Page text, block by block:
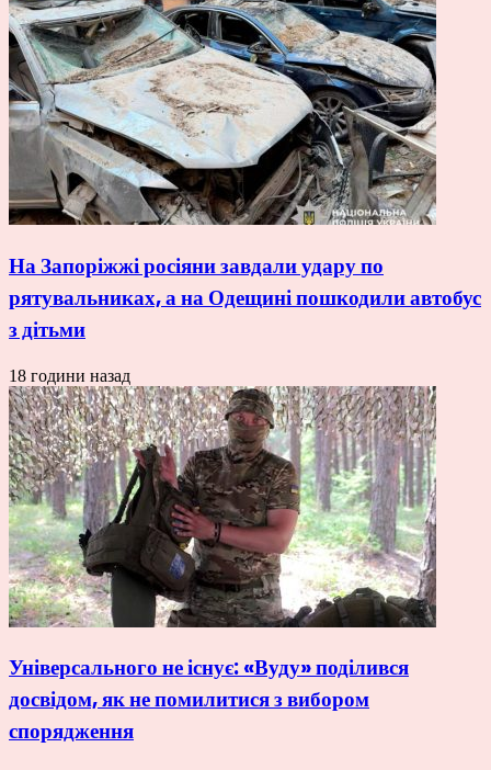
На Запоріжжі росіяни завдали удару по
рятувальниках, а на Одещині пошкодили автобус
з дітьми
18 години назад
Універсального не існує: «Вуду» поділився
досвідом, як не помилитися з вибором
спорядження